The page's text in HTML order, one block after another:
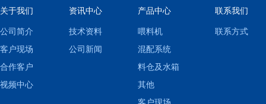
关于我们
公司简介
客户现场
合作客户
视频中心
资讯中心
技术资料
公司新闻
产品中心
喂料机
混配系统
料仓及水箱
其他
联系我们
联系方式